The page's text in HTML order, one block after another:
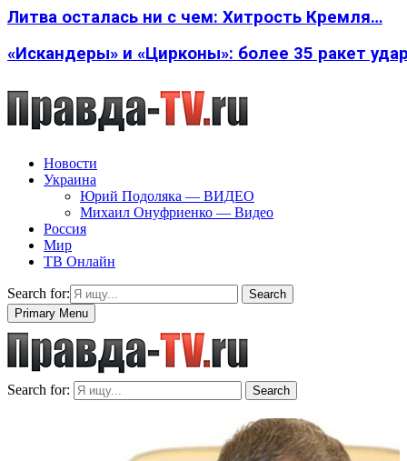
Литва осталась ни с чем: Хитрость Кремля…
«Искандеры» и «Цирконы»: более 35 ракет
Новости
Украина
Юрий Подоляка — ВИДЕО
Михаил Онуфриенко — Видео
Россия
Мир
ТВ Онлайн
Search for:
Search
Primary Menu
Search for: Search